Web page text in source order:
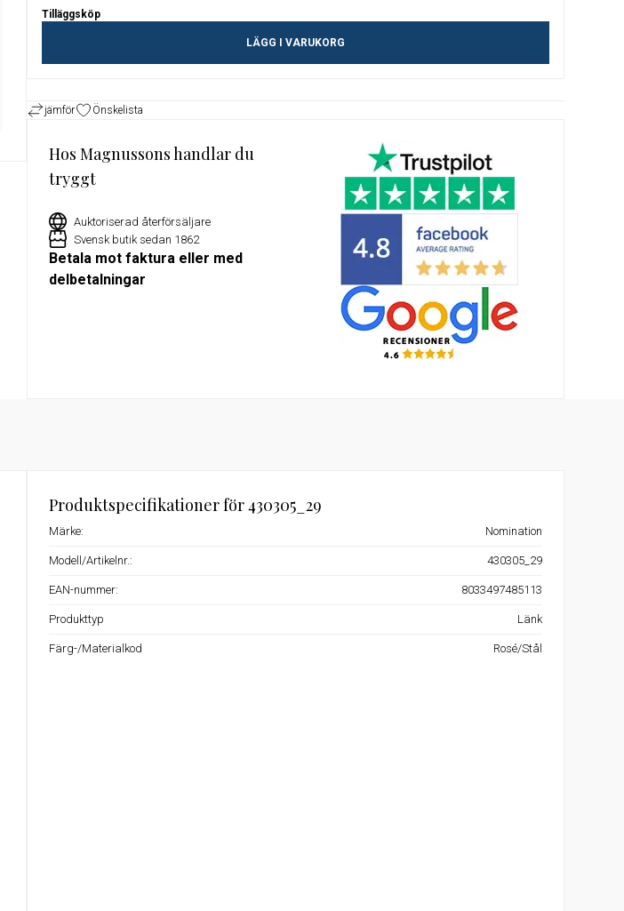
Tilläggsköp
LÄGG I VARUKORG
jämför Önskelista
Hos Magnussons handlar du
tryggt
Auktoriserad återförsäljare
Svensk butik sedan 1862
Betala mot faktura eller med
delbetalningar
Produktspecifikationer för 430305_29
Märke: Nomination
Modell/Artikelnr.: 430305_29
EAN-nummer: 8033497485113
Produkttyp Länk
Färg-/Materialkod Rosé/Stål